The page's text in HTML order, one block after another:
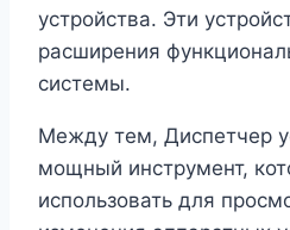
устройства. Эти
расширения
системы.
Между тем, Диспетчер
мощный инструмент,
использовать для